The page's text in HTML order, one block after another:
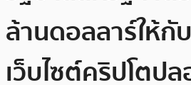
ล้านดอลลาร์ให้กั
เว็บไซต์คริปโตป